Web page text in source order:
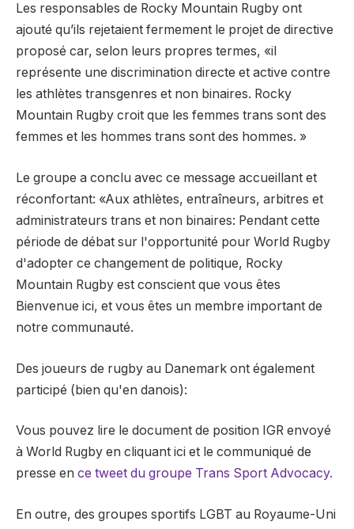
Les responsables de Rocky Mountain Rugby ont
ajouté qu’ils rejetaient fermement le projet de directive
proposé car, selon leurs propres termes, «il
représente une discrimination directe et active contre
les athlètes transgenres et non binaires. Rocky
Mountain Rugby croit que les femmes trans sont des
femmes et les hommes trans sont des hommes. »
Le groupe a conclu avec ce message accueillant et
réconfortant: «Aux athlètes, entraîneurs, arbitres et
administrateurs trans et non binaires: Pendant cette
période de débat sur l'opportunité pour World Rugby
d'adopter ce changement de politique, Rocky
Mountain Rugby est conscient que vous êtes
Bienvenue ici, et vous êtes un membre important de
notre communauté.
Des joueurs de rugby au Danemark ont ​​également
participé (bien qu'en danois):
Vous pouvez lire le document de position IGR envoyé
à World Rugby en cliquant ici et le communiqué de
presse en ce tweet du groupe Trans Sport Advocacy.
En outre, des groupes sportifs LGBT au Royaume-Uni